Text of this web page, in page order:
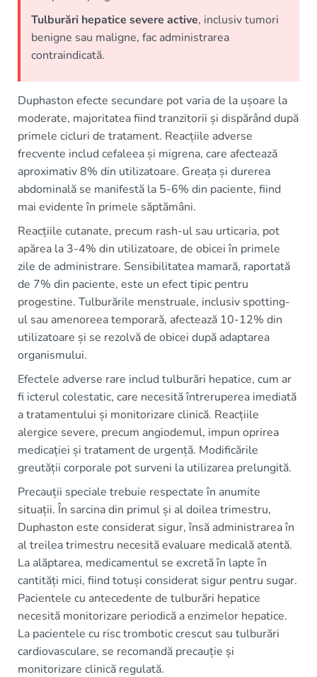
Tulburări hepatice severe active, inclusiv tumori
benigne sau maligne, fac administrarea
contraindicată.
Duphaston efecte secundare pot varia de la ușoare la
moderate, majoritatea fiind tranzitorii și dispărând după
primele cicluri de tratament. Reacțiile adverse
frecvente includ cefaleea și migrena, care afectează
aproximativ 8% din utilizatoare. Greața și durerea
abdominală se manifestă la 5-6% din paciente, fiind
mai evidente în primele săptămâni.
Reacțiile cutanate, precum rash-ul sau urticaria, pot
apărea la 3-4% din utilizatoare, de obicei în primele
zile de administrare. Sensibilitatea mamară, raportată
de 7% din paciente, este un efect tipic pentru
progestine. Tulburările menstruale, inclusiv spotting-
ul sau amenoreea temporară, afectează 10-12% din
utilizatoare și se rezolvă de obicei după adaptarea
organismului.
Efectele adverse rare includ tulburări hepatice, cum ar
fi icterul colestatic, care necesită întreruperea imediată
a tratamentului și monitorizare clinică. Reacțiile
alergice severe, precum angiodemul, impun oprirea
medicației și tratament de urgență. Modificările
greutății corporale pot surveni la utilizarea prelungită.
Precauții speciale trebuie respectate în anumite
situații. În sarcina din primul și al doilea trimestru,
Duphaston este considerat sigur, însă administrarea în
al treilea trimestru necesită evaluare medicală atentă.
La alăptarea, medicamentul se excretă în lapte în
cantități mici, fiind totuși considerat sigur pentru sugar.
Pacientele cu antecedente de tulburări hepatice
necesită monitorizare periodică a enzimelor hepatice.
La pacientele cu risc trombotic crescut sau tulburări
cardiovasculare, se recomandă precauție și
monitorizare clinică regulată.